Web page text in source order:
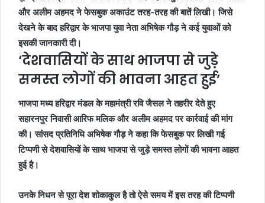
और अलीम अहमद ने फेसबुक अकाउंट तरह-तरह की बातें लिखी। जिसे
देखने के बाद हरिद्वार के भाजपा युवा नेता अभिषेक गौड़ ने कई युवाओं को
इसकी जानकारी दी।
‘देशवासियों के साथ भाजपा से जुड़े
समस्त लोगों की भावना आहत हुई’
भाजपा मध्य हरिद्वार मंडल के महामंत्री रवि जैसल ने तहरीर देते हुए
सहारनपुर निवासी आरिफ मलिक और अलीम अहमद पर कार्रवाई की मांग
की। सांसद प्रतिनिधि अभिषेक गौड़ ने कहा कि फेसबुक पर लिखी गई
टिप्पणी से देशवासियों के साथ भाजपा से जुड़े समस्त लोगों की भावना आहत
हुई है।
उनके निधन से पूरा देश शोकाकुल है तो ऐसे समय में इस तरह की टिप्पणी